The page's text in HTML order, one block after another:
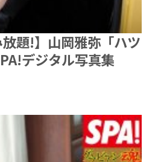
放題!】山岡雅弥「ハツ
デジタル写真集